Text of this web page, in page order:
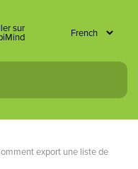
sur
export une liste de